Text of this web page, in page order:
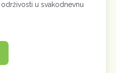
u svakodnevnu